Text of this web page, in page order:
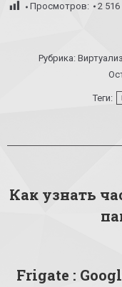
Просмотров: 2 516
Рубрика:
Теги:
по
записям
Как узнать
Frigate :